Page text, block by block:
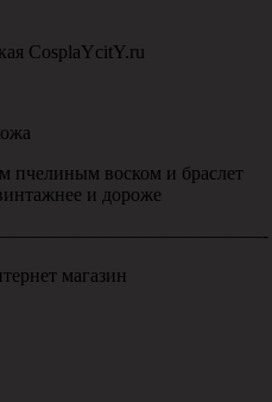
CosplaYcitY.ru
пчелиным воском и браслет
и дороже
магазин